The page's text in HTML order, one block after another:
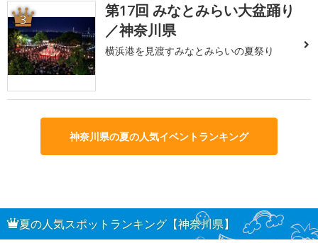
3
第17回 みなとみらい大盆踊り
／神奈川県
横浜港を見渡すみなとみらいの夏祭り
神奈川県の夏の人気イベントランキング
夏の人気スポットランキング【神奈川県】